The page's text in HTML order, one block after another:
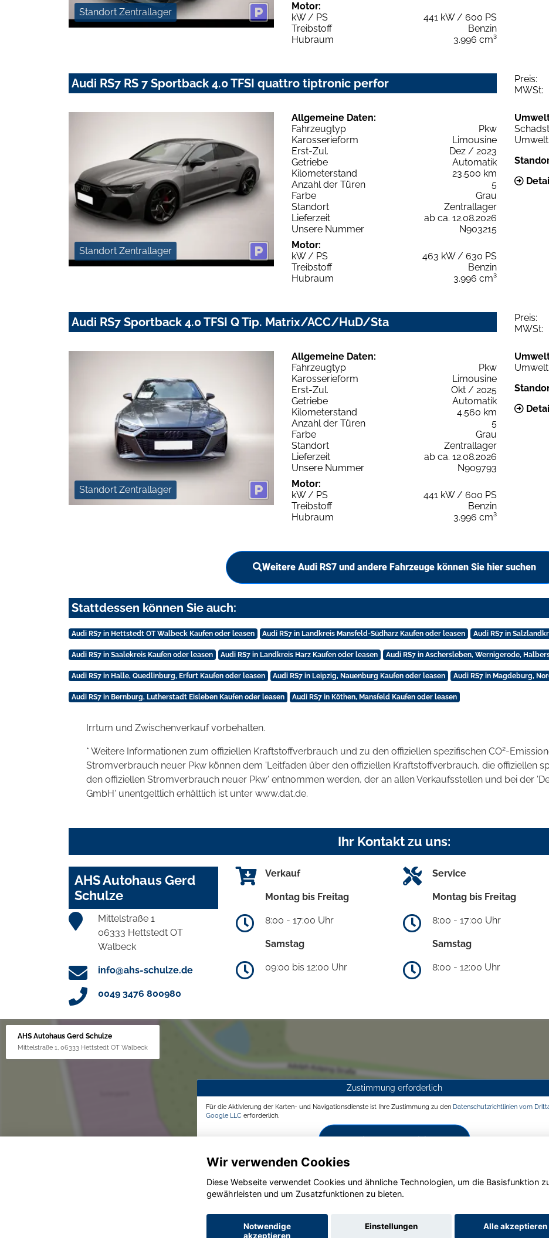
Standort Zentrallager
Motor:
kW / PS
441 kW / 600 PS
Treibstoff
Benzin
Hubraum
3.996 cm³
Audi RS7 RS 7 Sportback 4.0 TFSI quattro tiptronic perfor Preis:
MWSt:
Standort Zentrallager
Allgemeine Daten:
Fahrzeugtyp
Pkw
Karosserieform
Limousine
Erst-Zul.
Dez / 2023
Getriebe
Automatik
Kilometerstand
23.500 km
Anzahl der Türen
5
Farbe
Grau
Standort
Zentrallager
Lieferzeit
ab ca. 12.08.2026
Unsere Nummer
N903215
Motor:
kW / PS
463 kW / 630 PS
Treibstoff
Benzin
Hubraum
3.996 cm³
Audi RS7 Sportback 4.0 TFSI Q Tip. Matrix/ACC/HuD/Sta Preis:
MWSt:
Standort Zentrallager
Allgemeine Daten:
Fahrzeugtyp
Pkw
Karosserieform
Limousine
Erst-Zul.
Okt / 2025
Getriebe
Automatik
Kilometerstand
4.560 km
Anzahl der Türen
5
Farbe
Grau
Standort
Zentrallager
Lieferzeit
ab ca. 12.08.2026
Unsere Nummer
N909793
Motor:
kW / PS
441 kW / 600 PS
Treibstoff
Benzin
Hubraum
3.996 cm³
Weitere Audi RS7 und andere Fahrzeuge können Sie hier suchen
Stattdessen können Sie auch:
Audi RS7 in Hettstedt OT Walbeck Kaufen oder leasen Audi RS7 in Landkreis Mansfeld-Südharz Kaufen oder leasen Audi RS7 in
Audi RS7 in Saalekreis Kaufen oder leasen Audi RS7 in Landkreis Harz Kaufen oder leasen Audi RS7 in Aschersleben, Wernigerode,
Audi RS7 in Halle, Quedlinburg, Erfurt Kaufen oder leasen Audi RS7 in Leipzig, Nauenburg Kaufen oder leasen Audi RS7 in Magdeburg,
Audi RS7 in Bernburg, Lutherstadt Eisleben Kaufen oder leasen Audi RS7 in Köthen, Mansfeld Kaufen oder leasen
Irrtum und Zwischenverkauf vorbehalten.
* Weitere Informationen zum offiziellen Kraftstoffverbrauch und zu den offiziellen spezifischen CO2-
Stromverbrauch neuer Pkw können dem 'Leitfaden über den offiziellen Kraftstoffverbrauch, die offiziellen
den offiziellen Stromverbrauch neuer Pkw' entnommen werden, der an allen Verkaufsstellen und bei der
GmbH' unentgeltlich erhältlich ist unter www.dat.de.
Ihr Kontakt zu uns:
AHS Autohaus Gerd
Schulze
Mittelstraße 1
06333 Hettstedt OT
Walbeck
info@ahs-schulze.de
0049 3476 800980
Verkauf
Montag bis Freitag
8:00 - 17:00 Uhr
Samstag
09:00 bis 12:00 Uhr
Service
Montag bis Freitag
8:00 - 17:00 Uhr
Samstag
8:00 - 12:00 Uhr
AHS Autohaus Gerd Schulze
Mittelstraße 1, 06333 Hettstedt OT Walbeck
Zustimmung erforderlich
Für die Aktivierung der Karten- und Navigationsdienste ist Ihre Zustimmung zu den Datenschutzrichtlinien vom
Google LLC erforderlich.
Wir verwenden Cookies
Diese Webseite verwendet Cookies und ähnliche Technologien, um die Basisfunktion
gewährleisten und um Zusatzfunktionen zu bieten.
Notwendige
akzeptieren
Einstellungen Alle akzeptieren